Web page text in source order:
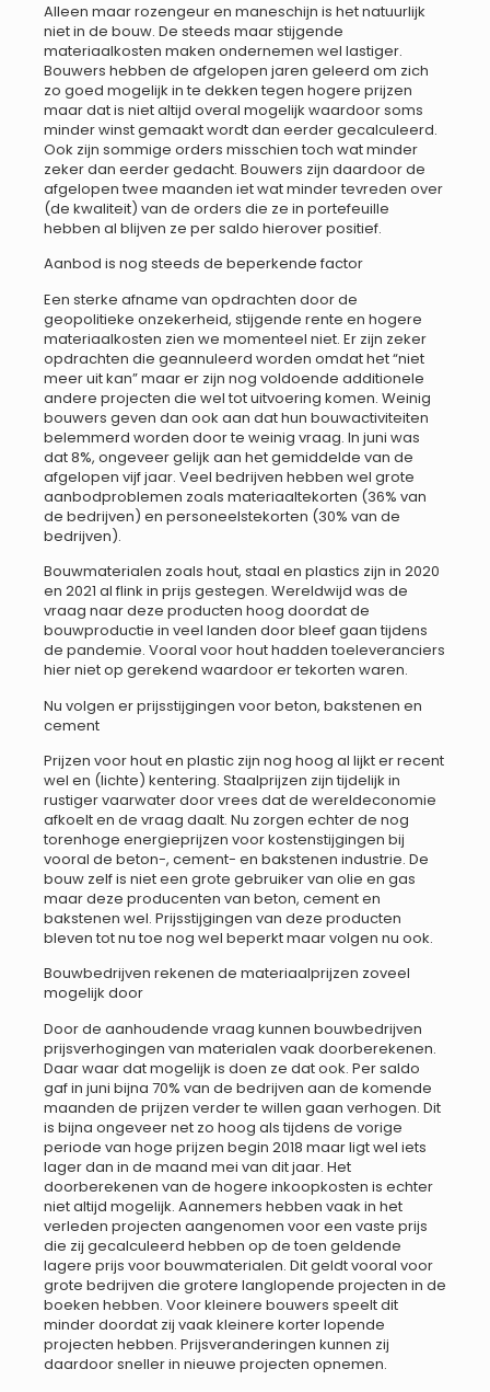
Alleen maar rozengeur en maneschijn is het natuurlijk
niet in de bouw. De steeds maar stijgende
materiaalkosten maken ondernemen wel lastiger.
Bouwers hebben de afgelopen jaren geleerd om zich
zo goed mogelijk in te dekken tegen hogere prijzen
maar dat is niet altijd overal mogelijk waardoor soms
minder winst gemaakt wordt dan eerder gecalculeerd.
Ook zijn sommige orders misschien toch wat minder
zeker dan eerder gedacht. Bouwers zijn daardoor de
afgelopen twee maanden iet wat minder tevreden over
(de kwaliteit) van de orders die ze in portefeuille
hebben al blijven ze per saldo hierover positief.
Aanbod is nog steeds de beperkende factor
Een sterke afname van opdrachten door de
geopolitieke onzekerheid, stijgende rente en hogere
materiaalkosten zien we momenteel niet. Er zijn zeker
opdrachten die geannuleerd worden omdat het “niet
meer uit kan” maar er zijn nog voldoende additionele
andere projecten die wel tot uitvoering komen. Weinig
bouwers geven dan ook aan dat hun bouwactiviteiten
belemmerd worden door te weinig vraag. In juni was
dat 8%, ongeveer gelijk aan het gemiddelde van de
afgelopen vijf jaar. Veel bedrijven hebben wel grote
aanbodproblemen zoals materiaaltekorten (36% van
de bedrijven) en personeelstekorten (30% van de
bedrijven).
Bouwmaterialen zoals hout, staal en plastics zijn in 2020
en 2021 al flink in prijs gestegen. Wereldwijd was de
vraag naar deze producten hoog doordat de
bouwproductie in veel landen door bleef gaan tijdens
de pandemie. Vooral voor hout hadden toeleveranciers
hier niet op gerekend waardoor er tekorten waren.
Nu volgen er prijsstijgingen voor beton, bakstenen en
cement
Prijzen voor hout en plastic zijn nog hoog al lijkt er recent
wel en (lichte) kentering. Staalprijzen zijn tijdelijk in
rustiger vaarwater door vrees dat de wereldeconomie
afkoelt en de vraag daalt. Nu zorgen echter de nog
torenhoge energieprijzen voor kostenstijgingen bij
vooral de beton-, cement- en bakstenen industrie. De
bouw zelf is niet een grote gebruiker van olie en gas
maar deze producenten van beton, cement en
bakstenen wel. Prijsstijgingen van deze producten
bleven tot nu toe nog wel beperkt maar volgen nu ook.
Bouwbedrijven rekenen de materiaalprijzen zoveel
mogelijk door
Door de aanhoudende vraag kunnen bouwbedrijven
prijsverhogingen van materialen vaak doorberekenen.
Daar waar dat mogelijk is doen ze dat ook. Per saldo
gaf in juni bijna 70% van de bedrijven aan de komende
maanden de prijzen verder te willen gaan verhogen. Dit
is bijna ongeveer net zo hoog als tijdens de vorige
periode van hoge prijzen begin 2018 maar ligt wel iets
lager dan in de maand mei van dit jaar. Het
doorberekenen van de hogere inkoopkosten is echter
niet altijd mogelijk. Aannemers hebben vaak in het
verleden projecten aangenomen voor een vaste prijs
die zij gecalculeerd hebben op de toen geldende
lagere prijs voor bouwmaterialen. Dit geldt vooral voor
grote bedrijven die grotere langlopende projecten in de
boeken hebben. Voor kleinere bouwers speelt dit
minder doordat zij vaak kleinere korter lopende
projecten hebben. Prijsveranderingen kunnen zij
daardoor sneller in nieuwe projecten opnemen.